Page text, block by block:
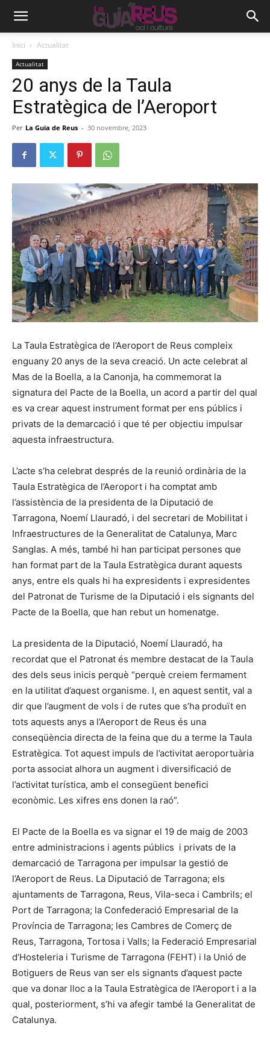
Inici Actualitat
Actualitat
20 anys de la Taula
Estratègica de l’Aeroport
Per La Guia de Reus - 30 novembre, 2023
La Taula Estratègica de l’Aeroport de Reus compleix
enguany 20 anys de la seva creació. Un acte celebrat al
Mas de la Boella, a la Canonja, ha commemorat la
signatura del Pacte de la Boella, un acord a partir del qual
es va crear aquest instrument format per ens públics i
privats de la demarcació i que té per objectiu impulsar
aquesta infraestructura.
L’acte s’ha celebrat després de la reunió ordinària de la
Taula Estratègica de l’Aeroport i ha comptat amb
l’assistència de la presidenta de la Diputació de
Tarragona, Noemí Llauradó, i del secretari de Mobilitat i
Infraestructures de la Generalitat de Catalunya, Marc
Sanglas. A més, també hi han participat persones que
han format part de la Taula Estratègica durant aquests
anys, entre els quals hi ha expresidents i expresidentes
del Patronat de Turisme de la Diputació i els signants del
Pacte de la Boella, que han rebut un homenatge.
La presidenta de la Diputació, Noemí Llauradó, ha
recordat que el Patronat és membre destacat de la Taula
des dels seus inicis perquè “perquè creiem fermament
en la utilitat d’aquest organisme. I, en aquest sentit, val a
dir que l’augment de vols i de rutes que s’ha produït en
tots aquests anys a l’Aeroport de Reus és una
conseqüència directa de la feina que du a terme la Taula
Estratègica. Tot aquest impuls de l’activitat aeroportuària
porta associat alhora un augment i diversificació de
l’activitat turística, amb el consegüent benefici
econòmic. Les xifres ens donen la raó”.
El Pacte de la Boella es va signar el 19 de maig de 2003
entre administracions i agents públics i privats de la
demarcació de Tarragona per impulsar la gestió de
l’Aeroport de Reus. La Diputació de Tarragona; els
ajuntaments de Tarragona, Reus, Vila-seca i Cambrils; el
Port de Tarragona; la Confederació Empresarial de la
Província de Tarragona; les Cambres de Comerç de
Reus, Tarragona, Tortosa i Valls; la Federació Empresarial
d’Hosteleria i Turisme de Tarragona (FEHT) i la Unió de
Botiguers de Reus van ser els signants d’aquest pacte
que va donar lloc a la Taula Estratègica de l’Aeroport i a la
qual, posteriorment, s’hi va afegir també la Generalitat de
Catalunya.